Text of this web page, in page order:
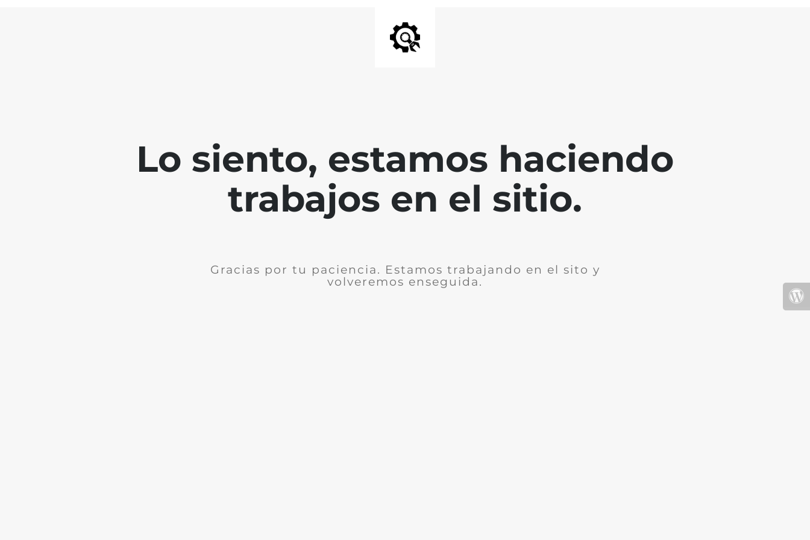
Lo siento, estamos haciendo
trabajos en el sitio.
Gracias por tu paciencia. Estamos trabajando en el sito y
volveremos enseguida.